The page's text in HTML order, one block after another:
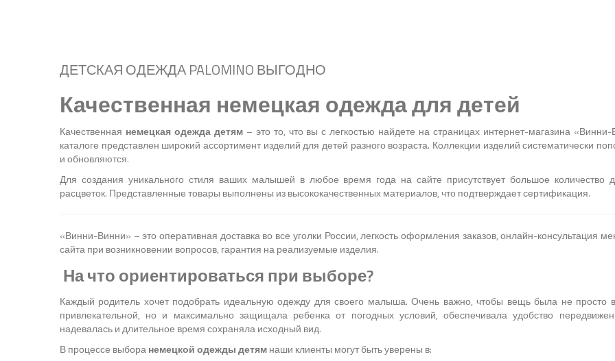
ДЕТСКАЯ ОДЕЖДА PALOMINO ВЫГОДНО
Качественная немецкая одежда для детей
Качественная немецкая одежда детям– это то, что вы с легкостью найдете на страницах интернет-магазина
каталоге представлен широкий ассортимент изделий для детей разного возраста. Коллекции изделий систематически
и обновляются.
Для создания уникального стиля ваших малышей в любое время года на сайте присутствует большое количество
расцветок. Представленные товары выполнены из высококачественных материалов, что подтверждает сертификация.
«Винни-Винни» – это оперативная доставка во все уголки России, легкость оформления заказов, онлайн-консультация
сайта при возникновении вопросов, гарантия на реализуемые изделия.
На что ориентироваться при выборе?
Каждый родитель хочет подобрать идеальную одежду для своего малыша. Очень важно, чтобы вещь была не просто
привлекательной, но и максимально защищала ребенка от погодных условий, обеспечивала удобство
надевалась и длительное время сохраняла исходный вид.
В процессе выборанемецкой одежды детямнаши клиенты могут быть уверены в: